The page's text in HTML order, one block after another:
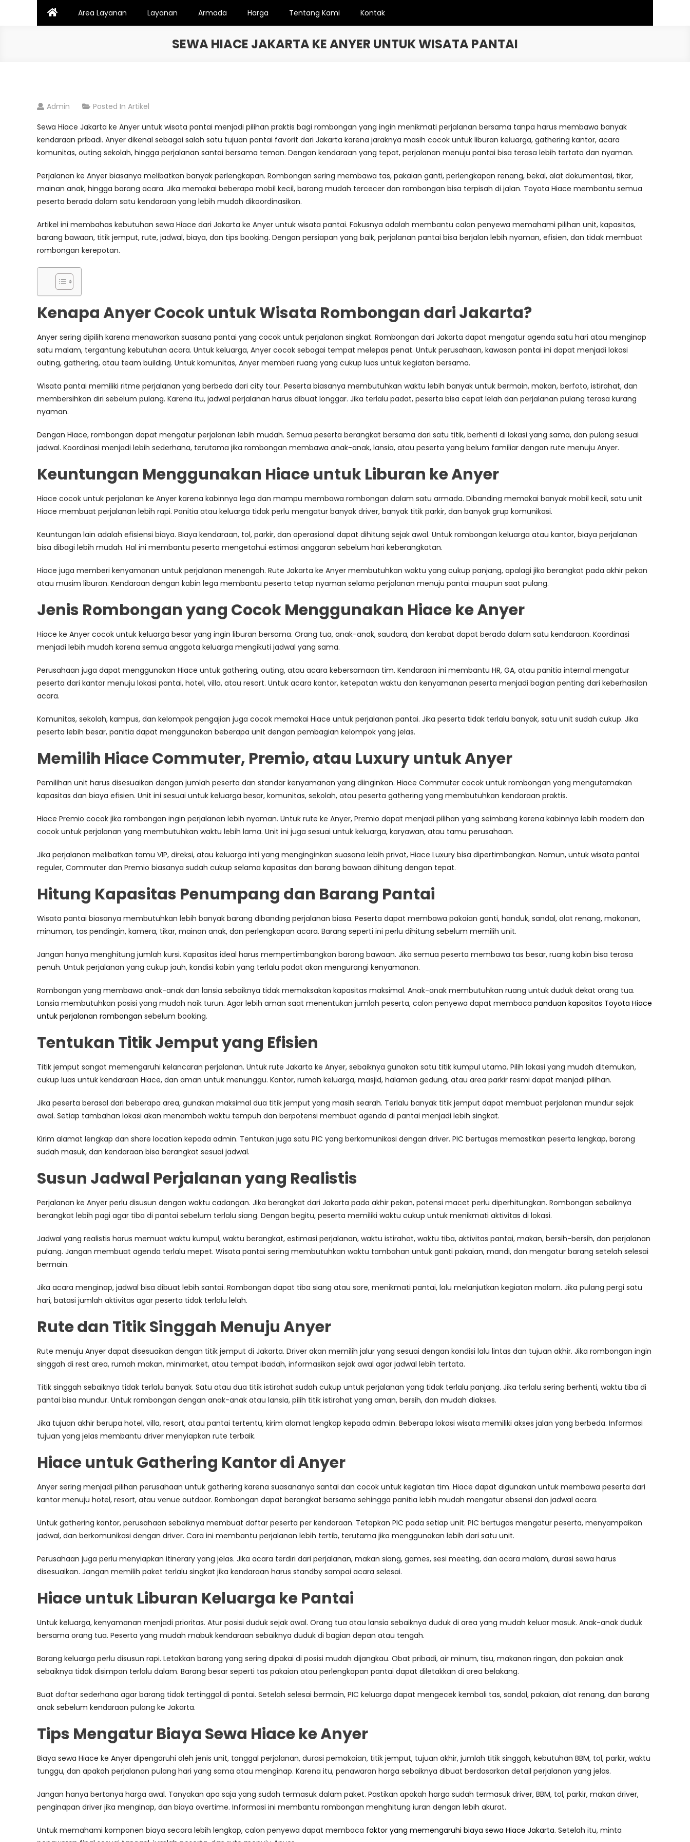
Area Layanan Layanan Armada Harga Tentang Kami Kontak
SEWA HIACE JAKARTA KE ANYER UNTUK WISATA PANTAI
Admin Posted In Artikel
Sewa Hiace Jakarta ke Anyer untuk wisata pantai menjadi pilihan praktis bagi rombongan yang ingin menikmati perjalanan bersama tanpa harus membawa banyak
kendaraan pribadi. Anyer dikenal sebagai salah satu tujuan pantai favorit dari Jakarta karena jaraknya masih cocok untuk liburan keluarga, gathering kantor, acara
komunitas, outing sekolah, hingga perjalanan santai bersama teman. Dengan kendaraan yang tepat, perjalanan menuju pantai bisa terasa lebih tertata dan nyaman.
Perjalanan ke Anyer biasanya melibatkan banyak perlengkapan. Rombongan sering membawa tas, pakaian ganti, perlengkapan renang, bekal, alat dokumentasi, tikar,
mainan anak, hingga barang acara. Jika memakai beberapa mobil kecil, barang mudah tercecer dan rombongan bisa terpisah di jalan. Toyota Hiace membantu semua
peserta berada dalam satu kendaraan yang lebih mudah dikoordinasikan.
Artikel ini membahas kebutuhan sewa Hiace dari Jakarta ke Anyer untuk wisata pantai. Fokusnya adalah membantu calon penyewa memahami pilihan unit, kapasitas,
barang bawaan, titik jemput, rute, jadwal, biaya, dan tips booking. Dengan persiapan yang baik, perjalanan pantai bisa berjalan lebih nyaman, efisien, dan tidak membuat
rombongan kerepotan.
Kenapa Anyer Cocok untuk Wisata Rombongan dari Jakarta?
Anyer sering dipilih karena menawarkan suasana pantai yang cocok untuk perjalanan singkat. Rombongan dari Jakarta dapat mengatur agenda satu hari atau menginap
satu malam, tergantung kebutuhan acara. Untuk keluarga, Anyer cocok sebagai tempat melepas penat. Untuk perusahaan, kawasan pantai ini dapat menjadi lokasi
outing, gathering, atau team building. Untuk komunitas, Anyer memberi ruang yang cukup luas untuk kegiatan bersama.
Wisata pantai memiliki ritme perjalanan yang berbeda dari city tour. Peserta biasanya membutuhkan waktu lebih banyak untuk bermain, makan, berfoto, istirahat, dan
membersihkan diri sebelum pulang. Karena itu, jadwal perjalanan harus dibuat longgar. Jika terlalu padat, peserta bisa cepat lelah dan perjalanan pulang terasa kurang
nyaman.
Dengan Hiace, rombongan dapat mengatur perjalanan lebih mudah. Semua peserta berangkat bersama dari satu titik, berhenti di lokasi yang sama, dan pulang sesuai
jadwal. Koordinasi menjadi lebih sederhana, terutama jika rombongan membawa anak-anak, lansia, atau peserta yang belum familiar dengan rute menuju Anyer.
Keuntungan Menggunakan Hiace untuk Liburan ke Anyer
Hiace cocok untuk perjalanan ke Anyer karena kabinnya lega dan mampu membawa rombongan dalam satu armada. Dibanding memakai banyak mobil kecil, satu unit
Hiace membuat perjalanan lebih rapi. Panitia atau keluarga tidak perlu mengatur banyak driver, banyak titik parkir, dan banyak grup komunikasi.
Keuntungan lain adalah efisiensi biaya. Biaya kendaraan, tol, parkir, dan operasional dapat dihitung sejak awal. Untuk rombongan keluarga atau kantor, biaya perjalanan
bisa dibagi lebih mudah. Hal ini membantu peserta mengetahui estimasi anggaran sebelum hari keberangkatan.
Hiace juga memberi kenyamanan untuk perjalanan menengah. Rute Jakarta ke Anyer membutuhkan waktu yang cukup panjang, apalagi jika berangkat pada akhir pekan
atau musim liburan. Kendaraan dengan kabin lega membantu peserta tetap nyaman selama perjalanan menuju pantai maupun saat pulang.
Jenis Rombongan yang Cocok Menggunakan Hiace ke Anyer
Hiace ke Anyer cocok untuk keluarga besar yang ingin liburan bersama. Orang tua, anak-anak, saudara, dan kerabat dapat berada dalam satu kendaraan. Koordinasi
menjadi lebih mudah karena semua anggota keluarga mengikuti jadwal yang sama.
Perusahaan juga dapat menggunakan Hiace untuk gathering, outing, atau acara kebersamaan tim. Kendaraan ini membantu HR, GA, atau panitia internal mengatur
peserta dari kantor menuju lokasi pantai, hotel, villa, atau resort. Untuk acara kantor, ketepatan waktu dan kenyamanan peserta menjadi bagian penting dari keberhasilan
acara.
Komunitas, sekolah, kampus, dan kelompok pengajian juga cocok memakai Hiace untuk perjalanan pantai. Jika peserta tidak terlalu banyak, satu unit sudah cukup. Jika
peserta lebih besar, panitia dapat menggunakan beberapa unit dengan pembagian kelompok yang jelas.
Memilih Hiace Commuter, Premio, atau Luxury untuk Anyer
Pemilihan unit harus disesuaikan dengan jumlah peserta dan standar kenyamanan yang diinginkan. Hiace Commuter cocok untuk rombongan yang mengutamakan
kapasitas dan biaya efisien. Unit ini sesuai untuk keluarga besar, komunitas, sekolah, atau peserta gathering yang membutuhkan kendaraan praktis.
Hiace Premio cocok jika rombongan ingin perjalanan lebih nyaman. Untuk rute ke Anyer, Premio dapat menjadi pilihan yang seimbang karena kabinnya lebih modern dan
cocok untuk perjalanan yang membutuhkan waktu lebih lama. Unit ini juga sesuai untuk keluarga, karyawan, atau tamu perusahaan.
Jika perjalanan melibatkan tamu VIP, direksi, atau keluarga inti yang menginginkan suasana lebih privat, Hiace Luxury bisa dipertimbangkan. Namun, untuk wisata pantai
reguler, Commuter dan Premio biasanya sudah cukup selama kapasitas dan barang bawaan dihitung dengan tepat.
Hitung Kapasitas Penumpang dan Barang Pantai
Wisata pantai biasanya membutuhkan lebih banyak barang dibanding perjalanan biasa. Peserta dapat membawa pakaian ganti, handuk, sandal, alat renang, makanan,
minuman, tas pendingin, kamera, tikar, mainan anak, dan perlengkapan acara. Barang seperti ini perlu dihitung sebelum memilih unit.
Jangan hanya menghitung jumlah kursi. Kapasitas ideal harus mempertimbangkan barang bawaan. Jika semua peserta membawa tas besar, ruang kabin bisa terasa
penuh. Untuk perjalanan yang cukup jauh, kondisi kabin yang terlalu padat akan mengurangi kenyamanan.
Rombongan yang membawa anak-anak dan lansia sebaiknya tidak memaksakan kapasitas maksimal. Anak-anak membutuhkan ruang untuk duduk dekat orang tua.
Lansia membutuhkan posisi yang mudah naik turun. Agar lebih aman saat menentukan jumlah peserta, calon penyewa dapat membaca panduan kapasitas Toyota Hiace
untuk perjalanan rombongan sebelum booking.
Tentukan Titik Jemput yang Efisien
Titik jemput sangat memengaruhi kelancaran perjalanan. Untuk rute Jakarta ke Anyer, sebaiknya gunakan satu titik kumpul utama. Pilih lokasi yang mudah ditemukan,
cukup luas untuk kendaraan Hiace, dan aman untuk menunggu. Kantor, rumah keluarga, masjid, halaman gedung, atau area parkir resmi dapat menjadi pilihan.
Jika peserta berasal dari beberapa area, gunakan maksimal dua titik jemput yang masih searah. Terlalu banyak titik jemput dapat membuat perjalanan mundur sejak
awal. Setiap tambahan lokasi akan menambah waktu tempuh dan berpotensi membuat agenda di pantai menjadi lebih singkat.
Kirim alamat lengkap dan share location kepada admin. Tentukan juga satu PIC yang berkomunikasi dengan driver. PIC bertugas memastikan peserta lengkap, barang
sudah masuk, dan kendaraan bisa berangkat sesuai jadwal.
Susun Jadwal Perjalanan yang Realistis
Perjalanan ke Anyer perlu disusun dengan waktu cadangan. Jika berangkat dari Jakarta pada akhir pekan, potensi macet perlu diperhitungkan. Rombongan sebaiknya
berangkat lebih pagi agar tiba di pantai sebelum terlalu siang. Dengan begitu, peserta memiliki waktu cukup untuk menikmati aktivitas di lokasi.
Jadwal yang realistis harus memuat waktu kumpul, waktu berangkat, estimasi perjalanan, waktu istirahat, waktu tiba, aktivitas pantai, makan, bersih-bersih, dan perjalanan
pulang. Jangan membuat agenda terlalu mepet. Wisata pantai sering membutuhkan waktu tambahan untuk ganti pakaian, mandi, dan mengatur barang setelah selesai
bermain.
Jika acara menginap, jadwal bisa dibuat lebih santai. Rombongan dapat tiba siang atau sore, menikmati pantai, lalu melanjutkan kegiatan malam. Jika pulang pergi satu
hari, batasi jumlah aktivitas agar peserta tidak terlalu lelah.
Rute dan Titik Singgah Menuju Anyer
Rute menuju Anyer dapat disesuaikan dengan titik jemput di Jakarta. Driver akan memilih jalur yang sesuai dengan kondisi lalu lintas dan tujuan akhir. Jika rombongan ingin
singgah di rest area, rumah makan, minimarket, atau tempat ibadah, informasikan sejak awal agar jadwal lebih tertata.
Titik singgah sebaiknya tidak terlalu banyak. Satu atau dua titik istirahat sudah cukup untuk perjalanan yang tidak terlalu panjang. Jika terlalu sering berhenti, waktu tiba di
pantai bisa mundur. Untuk rombongan dengan anak-anak atau lansia, pilih titik istirahat yang aman, bersih, dan mudah diakses.
Jika tujuan akhir berupa hotel, villa, resort, atau pantai tertentu, kirim alamat lengkap kepada admin. Beberapa lokasi wisata memiliki akses jalan yang berbeda. Informasi
tujuan yang jelas membantu driver menyiapkan rute terbaik.
Hiace untuk Gathering Kantor di Anyer
Anyer sering menjadi pilihan perusahaan untuk gathering karena suasananya santai dan cocok untuk kegiatan tim. Hiace dapat digunakan untuk membawa peserta dari
kantor menuju hotel, resort, atau venue outdoor. Rombongan dapat berangkat bersama sehingga panitia lebih mudah mengatur absensi dan jadwal acara.
Untuk gathering kantor, perusahaan sebaiknya membuat daftar peserta per kendaraan. Tetapkan PIC pada setiap unit. PIC bertugas mengatur peserta, menyampaikan
jadwal, dan berkomunikasi dengan driver. Cara ini membantu perjalanan lebih tertib, terutama jika menggunakan lebih dari satu unit.
Perusahaan juga perlu menyiapkan itinerary yang jelas. Jika acara terdiri dari perjalanan, makan siang, games, sesi meeting, dan acara malam, durasi sewa harus
disesuaikan. Jangan memilih paket terlalu singkat jika kendaraan harus standby sampai acara selesai.
Hiace untuk Liburan Keluarga ke Pantai
Untuk keluarga, kenyamanan menjadi prioritas. Atur posisi duduk sejak awal. Orang tua atau lansia sebaiknya duduk di area yang mudah keluar masuk. Anak-anak duduk
bersama orang tua. Peserta yang mudah mabuk kendaraan sebaiknya duduk di bagian depan atau tengah.
Barang keluarga perlu disusun rapi. Letakkan barang yang sering dipakai di posisi mudah dijangkau. Obat pribadi, air minum, tisu, makanan ringan, dan pakaian anak
sebaiknya tidak disimpan terlalu dalam. Barang besar seperti tas pakaian atau perlengkapan pantai dapat diletakkan di area belakang.
Buat daftar sederhana agar barang tidak tertinggal di pantai. Setelah selesai bermain, PIC keluarga dapat mengecek kembali tas, sandal, pakaian, alat renang, dan barang
anak sebelum kendaraan pulang ke Jakarta.
Tips Mengatur Biaya Sewa Hiace ke Anyer
Biaya sewa Hiace ke Anyer dipengaruhi oleh jenis unit, tanggal perjalanan, durasi pemakaian, titik jemput, tujuan akhir, jumlah titik singgah, kebutuhan BBM, tol, parkir, waktu
tunggu, dan apakah perjalanan pulang hari yang sama atau menginap. Karena itu, penawaran harga sebaiknya dibuat berdasarkan detail perjalanan yang jelas.
Jangan hanya bertanya harga awal. Tanyakan apa saja yang sudah termasuk dalam paket. Pastikan apakah harga sudah termasuk driver, BBM, tol, parkir, makan driver,
penginapan driver jika menginap, dan biaya overtime. Informasi ini membantu rombongan menghitung iuran dengan lebih akurat.
Untuk memahami komponen biaya secara lebih lengkap, calon penyewa dapat membaca faktor yang memengaruhi biaya sewa Hiace Jakarta. Setelah itu, minta